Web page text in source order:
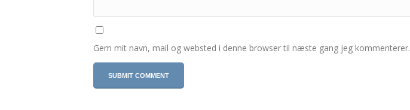
Gem mit navn, mail og websted i denne browser til næste gang jeg kommenterer.